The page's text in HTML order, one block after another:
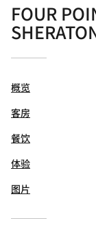
FOUR
概览
客房
餐饮
体验
图片